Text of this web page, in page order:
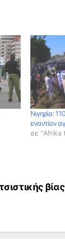
Νιγηρία:
εναντίον
σε "Afrika